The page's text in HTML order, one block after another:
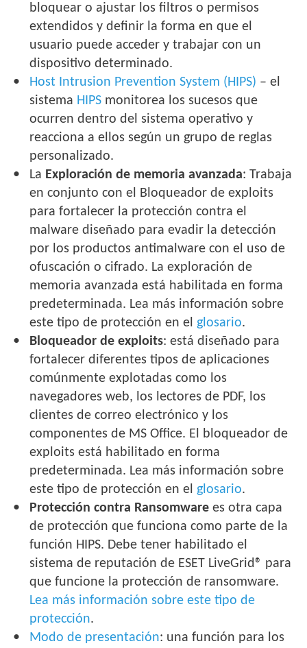
bloquear o ajustar los filtros o permisos
extendidos y definir la forma en que el
usuario puede acceder y trabajar con un
dispositivo determinado.
Host Intrusion Prevention System (HIPS) – el
sistema HIPS monitorea los sucesos que
ocurren dentro del sistema operativo y
reacciona a ellos según un grupo de reglas
personalizado.
La Exploración de memoria avanzada: Trabaja
en conjunto con el Bloqueador de exploits
para fortalecer la protección contra el
malware diseñado para evadir la detección
por los productos antimalware con el uso de
ofuscación o cifrado. La exploración de
memoria avanzada está habilitada en forma
predeterminada. Lea más información sobre
este tipo de protección en el glosario.
Bloqueador de exploits: está diseñado para
fortalecer diferentes tipos de aplicaciones
comúnmente explotadas como los
navegadores web, los lectores de PDF, los
clientes de correo electrónico y los
componentes de MS Office. El bloqueador de
exploits está habilitado en forma
predeterminada. Lea más información sobre
este tipo de protección en el glosario.
Protección contra Ransomware es otra capa
de protección que funciona como parte de la
función HIPS. Debe tener habilitado el
sistema de reputación de ESET LiveGrid® para
que funcione la protección de ransomware.
Lea más información sobre este tipo de
protección.
Modo de presentación: una función para los